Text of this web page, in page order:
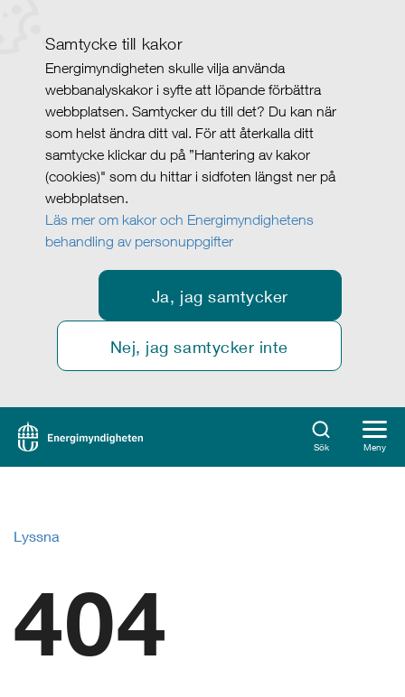
Samtycke till kakor
Energimyndigheten skulle vilja använda
webbanalyskakor i syfte att löpande förbättra
webbplatsen. Samtycker du till det? Du kan när
som helst ändra ditt val. För att återkalla ditt
samtycke klickar du på ”Hantering av kakor
(cookies)" som du hittar i sidfoten längst ner på
webbplatsen.
Läs mer om kakor och Energimyndighetens
behandling av personuppgifter
Ja, jag samtycker
Nej, jag samtycker inte
Sök Meny
Lyssna
404